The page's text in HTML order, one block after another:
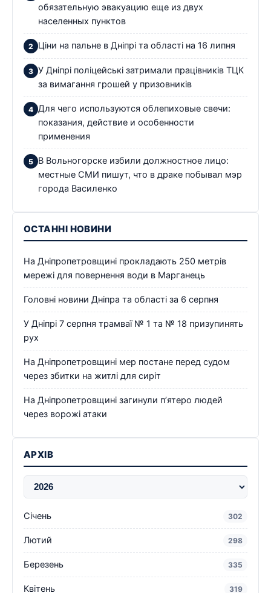
обязательную эвакуацию еще из двух
населенных пунктов
Ціни на пальне в Дніпрі та області на 16 липня
У Дніпрі поліцейські затримали працівників ТЦК
за вимагання грошей у призовників
Для чего используются облепиховые свечи:
показания, действие и особенности
применения
В Вольногорске избили должностное лицо:
местные СМИ пишут, что в драке побывал мэр
города Василенко
ОСТАННІ НОВИНИ
На Дніпропетровщині прокладають 250 метрів
мережі для повернення води в Марганець
Головні новини Дніпра та області за 6 серпня
У Дніпрі 7 серпня трамваї № 1 та № 18 призупинять
рух
На Дніпропетровщині мер постане перед судом
через збитки на житлі для сиріт
На Дніпропетровщині загинули п’ятеро людей
через ворожі атаки
АРХІВ
Січень 302
Лютий 298
Березень 335
Квітень 319